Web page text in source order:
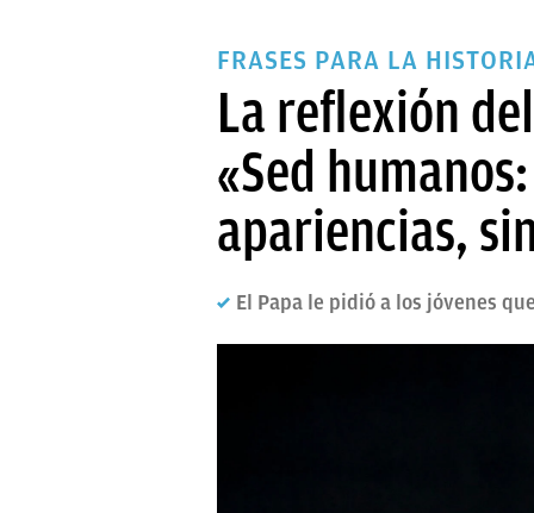
FRASES PARA LA
La reflexión
«Sed
apariencias,
El Papa le pidió a los jóvenes